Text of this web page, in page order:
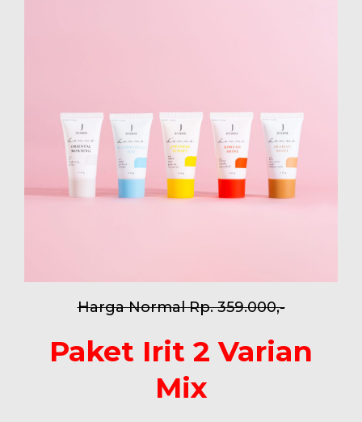
Harga Normal Rp. 359.000,-
Paket Irit 2 Varian
Mix